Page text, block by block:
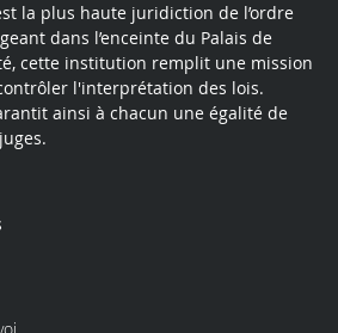
la plus haute juridiction de l’ordre
dans l’enceinte du Palais de
cette institution remplit une mission
l'interprétation des lois.
ainsi à chacun une égalité de